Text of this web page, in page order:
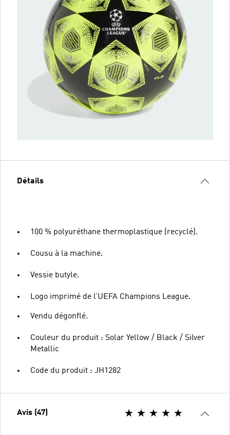
Détails
100 % polyuréthane thermoplastique (recyclé).
Cousu à la machine.
Vessie butyle.
Logo imprimé de l’UEFA Champions League.
Vendu dégonflé.
Couleur du produit : Solar Yellow / Black / Silver
Metallic
Code du produit : JH1282
Avis (47)